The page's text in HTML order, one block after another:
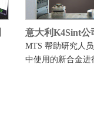
意大利K4Sint公
MTS 帮助研究人
中使用的新合金进